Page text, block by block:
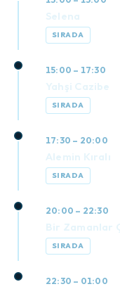
Selena
SIRADA
15:00 – 17:30
Yahşi Cazibe
SIRADA
17:30 – 20:00
Alemin Kıralı
SIRADA
20:00 – 22:30
Bir Zamanlar
SIRADA
22:30 – 01:00